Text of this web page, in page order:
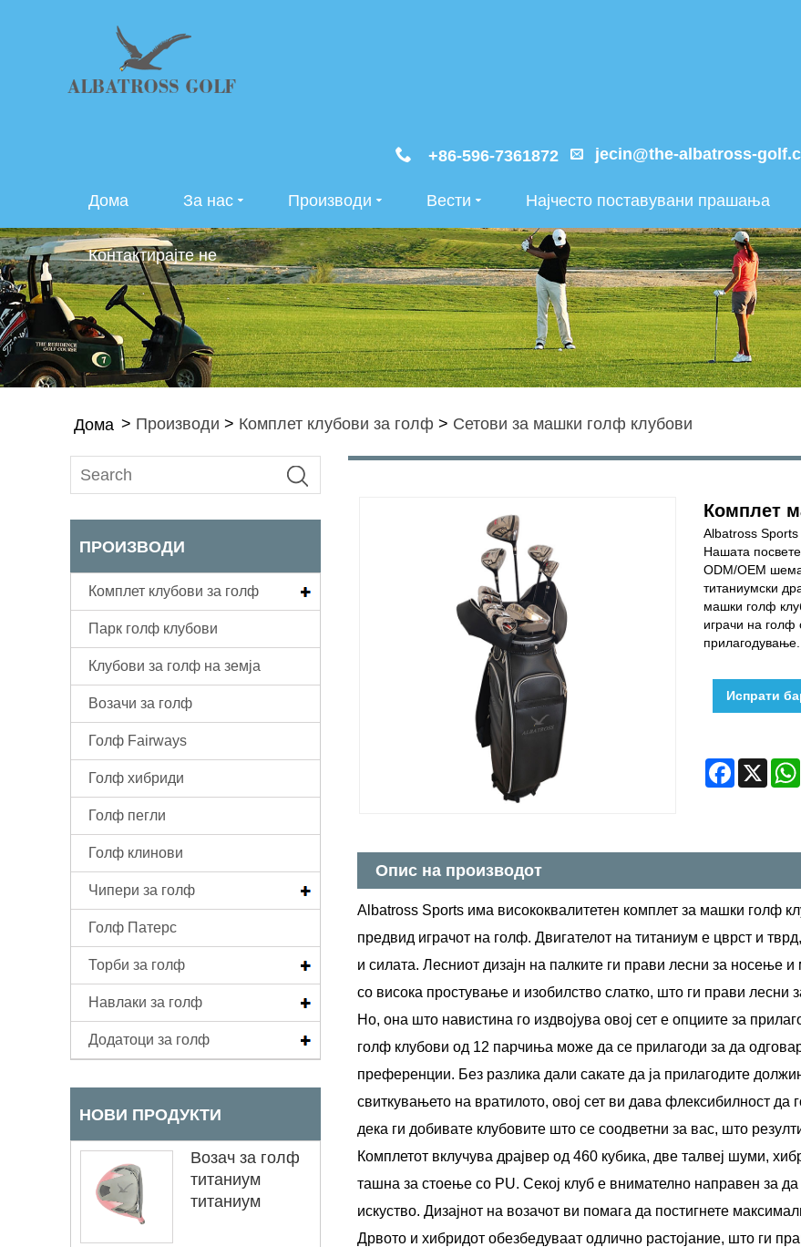
+86-596-7361872 jecin@the-albatross-
Дома За нас Производи Вести Најчесто поставувани прашања
Контактирајте не
Дома > Производи > Комплет клубови за голф > Сетови за машки голф клубови
ПРОИЗВОДИ
Комплет клубови за голф
Парк голф клубови
Клубови за голф на земја
Возачи за голф
Голф Fairways
Голф хибриди
Голф пегли
Голф клинови
Чипери за голф
Голф Патерс
Торби за голф
Навлаки за голф
Додатоци за голф
НОВИ ПРОДУКТИ
Возач за голф
титаниум
титаниум
Комплет
Albatross Sports
Нашата
ODM/OEM
титаниумски
машки голф
играчи на голф
прилагодување.
Испрати
X
Опис на производот
Albatross Sports има висококвалитетен комплет за машки голф
предвид играчот на голф. Двигателот на титаниум е цврст и
и силата. Лесниот дизајн на палките ги прави лесни за
со висока простување и изобилство слатко, што ги прави лесни
Но, она што навистина го издвојува овој сет е опциите за
голф клубови од 12 парчиња може да се прилагоди за да
преференции. Без разлика дали сакате да ја прилагодите
свиткувањето на вратилото, овој сет ви дава флексибилност
дека ги добивате клубовите што се соодветни за вас, што
Комплетот вклучува драјвер од 460 кубика, две талвеј шуми,
ташна за стоење со PU. Секој клуб е внимателно направен за
искуство. Дизајнот на возачот ви помага да постигнете
Дрвото и хибридот обезбедуваат одлично растојание, што ги